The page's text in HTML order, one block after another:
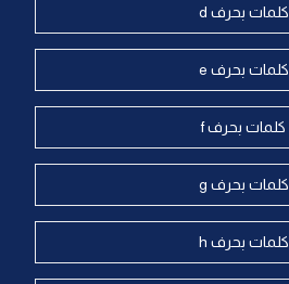
كلمات بحرف d
كلمات بحرف e
كلمات بحرف f
كلمات بحرف g
كلمات بحرف h